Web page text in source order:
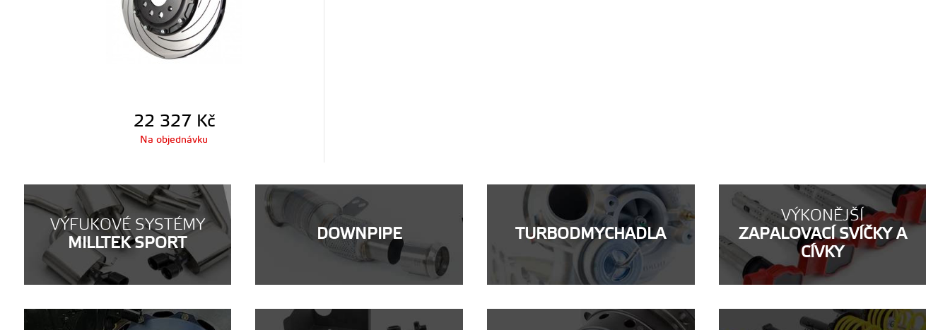
22 327 Kč
Na objednávku
VÝFUKOVÉ SYSTÉMY
MILLTEK SPORT
DOWNPIPE TURBODMYCHADLA
VÝKONĚJŠÍ
ZAPALOVACÍ SVÍČKY A
CÍVKY